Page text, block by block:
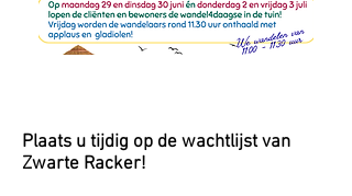
Plaats u tijdig op de wachtlijst van
Zwarte Racker!